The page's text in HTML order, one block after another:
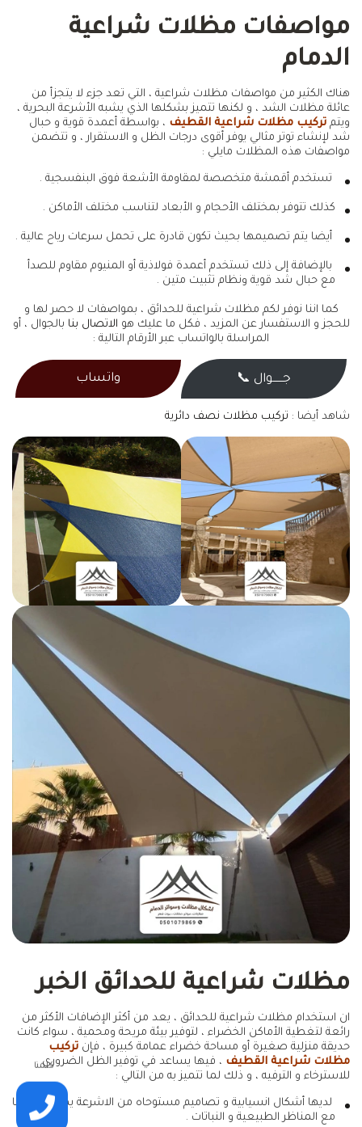
مواصفات مظلات شراعية
الدمام
هناك الكثير من مواصفات مظلات شراعية ، التي تعد جزء لا يتجزأ من
عائلة مظلات الشد ، و لكنها تتميز بشكلها الذي يشبه الأشرعة البحرية ،
ويتم تركيب مظلات شراعية القطيف ، بواسطة أعمدة قوية و حبال
شد لإنشاء توتر مثالي يوفر أقوى درجات الظل و الاستقرار ، و تتضمن
مواصفات هذه المظلات مايلي :
تستخدم أقمشة متخصصة لمقاومة الأشعة فوق البنفسجية .
كذلك تتوفر بمختلف الأحجام و الأبعاد لتناسب مختلف الأماكن .
أيضا يتم تصميمها بحيث تكون قادرة على تحمل سرعات رياح عالية .
بالإضافة إلى ذلك تستخدم أعمدة فولاذية أو المنيوم مقاوم للصدأ
مع حبال شد قوية ونظام تثبيت متين .
كما اننا نوفر لكم مظلات شراعية للحدائق ، بمواصفات لا حصر لها و
للحجز و الاستفسار عن المزيد ، فكل ما عليك هو الاتصال بنا بالجوال ، أو
المراسلة بالواتساب عبر الأرقام التالية :
جــــــوال 📞 واتساب
شاهد أيضا : تركيب مظلات نصف دائرية
مظلات شراعية للحدائق الخبر
ان استخدام مظلات شراعية للحدائق ، يعد من أكثر الإضافات الأكثر من
رائعة لتغطية الأماكن الخضراء ، لتوفير بيئة مريحة ومحمية ، سواء كانت
حديقة منزلية صغيرة أو مساحة خضراء عمامة كبيرة ، فإن تركيب
مظلات شراعية القطيف ، فيها يساعد في توفير الظل الضروري
للاسترخاء و الترفيه ، و ذلك لما تتميز به من التالي :
لديها أشكال انسيابية و تصاميم مستوحاه من الاشرعة يمكن دمجها
مع المناظر الطبيعية و النباتات .
كلمنا